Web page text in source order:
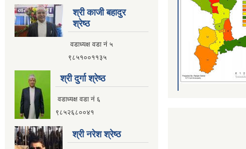
श्री काजी बहादुर
श्रेष्ठ
वडाध्यक्ष वडा नं ५
९८५१००११३५
श्री दुर्गा श्रेष्ठ
वडाध्यक्ष वडा नं ६
९८५२६८००४१
श्री नरेश श्रेष्ठ